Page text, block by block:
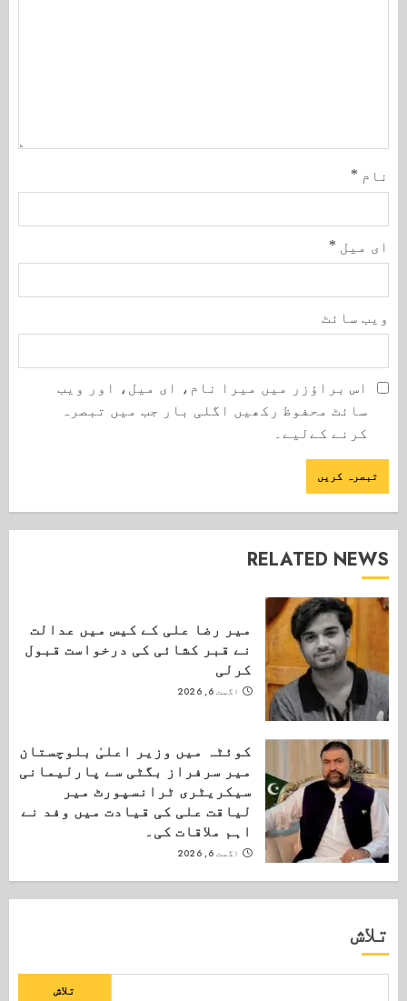
نام *
ای میل *
ویب‌ سائٹ
اس براؤزر میں میرا نام، ای میل، اور ویب
سائٹ محفوظ رکھیں اگلی بار جب میں تبصرہ
کرنے کےلیے۔
RELATED NEWS
میر رضا علی کے کیس میں عدالت
نے قبر کشائی کی درخواست قبول
کرلی
اگست 6, 2026
کوئٹہ میں وزیر اعلیٰ بلوچستان
میر سرفراز بگٹی سے پارلیمانی
سیکریٹری ٹرانسپورٹ میر
لیاقت علی کی قیادت میں وفد نے
اہم ملاقات کی۔
اگست 6, 2026
تلاش
تلاش